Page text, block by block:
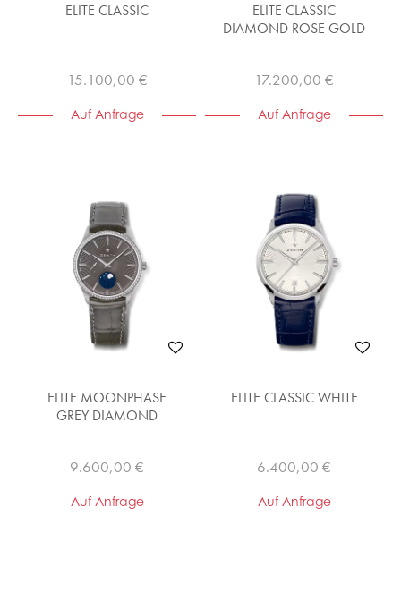
ELITE CLASSIC
15.100,00 €
Auf Anfrage
ELITE CLASSIC
DIAMOND ROSE GOLD
17.200,00 €
Auf Anfrage
ELITE MOONPHASE
GREY DIAMOND
9.600,00 €
Auf Anfrage
ELITE CLASSIC WHITE
6.400,00 €
Auf Anfrage